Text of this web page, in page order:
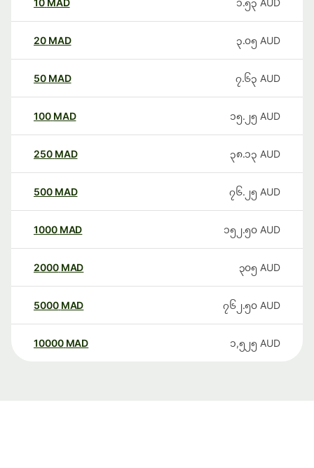
10 MAD ၁.၅၃ AUD
20 MAD ၃.၀၅ AUD
50 MAD ၇.၆၃ AUD
100 MAD ၁၅.၂၅ AUD
250 MAD ၃၈.၁၃ AUD
500 MAD ၇၆.၂၅ AUD
1000 MAD ၁၅၂.၅၀ AUD
2000 MAD ၃၀၅ AUD
5000 MAD ၇၆၂.၅၀ AUD
10000 MAD ၁,၅၂၅ AUD